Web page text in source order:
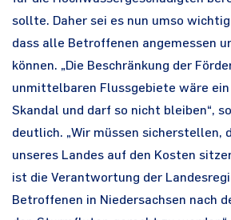
sollte. Daher sei es nun umso
dass alle Betroffenen angemessen
können. „Die Beschränkung der
unmittelbaren Flussgebiete wäre
Skandal und darf so nicht bleiben“,
deutlich. „Wir müssen sicherstellen,
unseres Landes auf den Kosten
ist die Verantwortung der
Betroffenen in Niedersachsen nach